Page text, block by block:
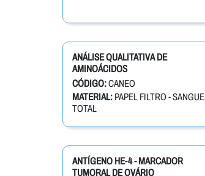
ANÁLISE QUALITATIVA DE
AMINOÁCIDOS
CÓDIGO:CANEO
MATERIAL: PAPEL FILTRO - SANGUE
TOTAL
ANTÍGENO HE-4 - MARCADOR
TUMORAL DE OVÁRIO